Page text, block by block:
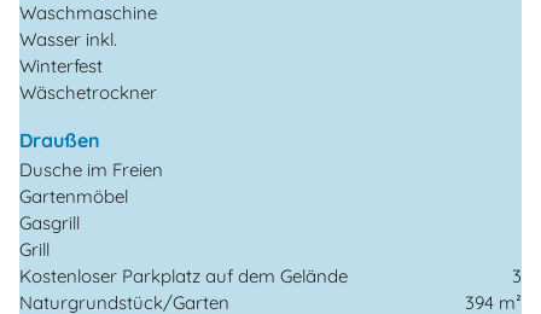
Waschmaschine
Wasser inkl.
Winterfest
Wäschetrockner
Draußen
Dusche im Freien
Gartenmöbel
Gasgrill
Grill
Kostenloser Parkplatz auf dem Gelände
3
Naturgrundstück/Garten
394 m²